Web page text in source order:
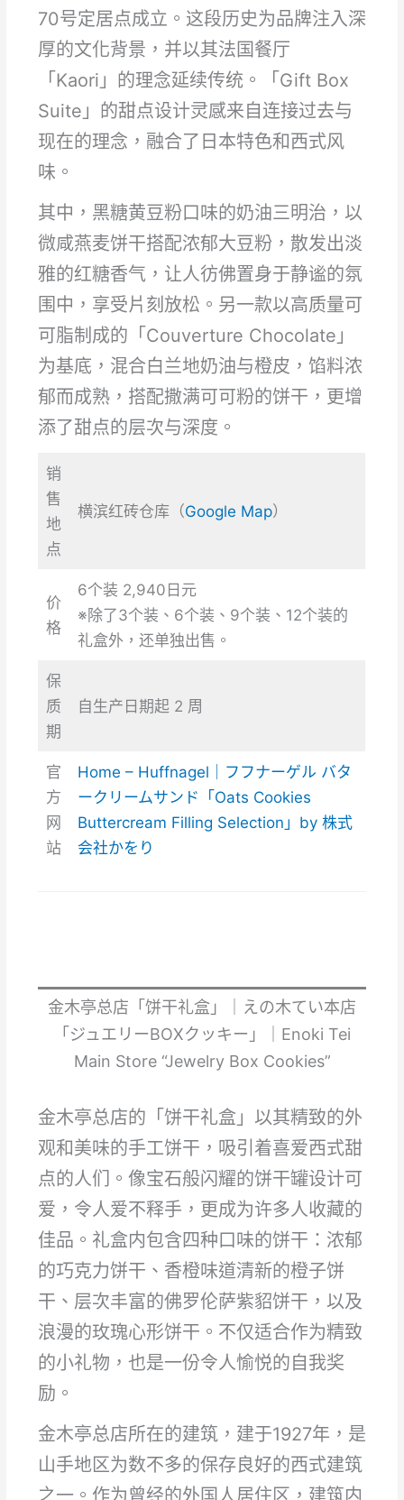
70号定居点成立。这段历史为品牌注入深
厚的文化背景，并以其法国餐厅
「Kaori」的理念延续传统。「Gift Box
Suite」的甜点设计灵感来自连接过去与
现在的理念，融合了日本特色和西式风
味。
其中，黑糖黄豆粉口味的奶油三明治，以
微咸燕麦饼干搭配浓郁大豆粉，散发出淡
雅的红糖香气，让人彷佛置身于静谧的氛
围中，享受片刻放松。另一款以高质量可
可脂制成的「Couverture Chocolate」
为基底，混合白兰地奶油与橙皮，馅料浓
郁而成熟，搭配撒满可可粉的饼干，更增
添了甜点的层次与深度。
销
售
地
点
横滨红砖仓库（Google Map）
价
格
6个装 2,940日元
※除了3个装、6个装、9个装、12个装的
礼盒外，还单独出售。
保
质
期
自生产日期起 2 周
官
方
网
站
Home – Huffnagel｜フフナーゲル バタ
ークリームサンド「Oats Cookies
Buttercream Filling Selection」by 株式
会社かをり
金木亭总店「饼干礼盒」｜えの木てい本店
「ジュエリーBOXクッキー」｜Enoki Tei
Main Store “Jewelry Box Cookies”
金木亭总店的「饼干礼盒」以其精致的外
观和美味的手工饼干，吸引着喜爱西式甜
点的人们。像宝石般闪耀的饼干罐设计可
爱，令人爱不释手，更成为许多人收藏的
佳品。礼盒内包含四种口味的饼干：浓郁
的巧克力饼干、香橙味道清新的橙子饼
干、层次丰富的佛罗伦萨紫貂饼干，以及
浪漫的玫瑰心形饼干。不仅适合作为精致
的小礼物，也是一份令人愉悦的自我奖
励。
金木亭总店所在的建筑，建于1927年，是
山手地区为数不多的保存良好的西式建筑
之一。作为曾经的外国人居住区，建筑内